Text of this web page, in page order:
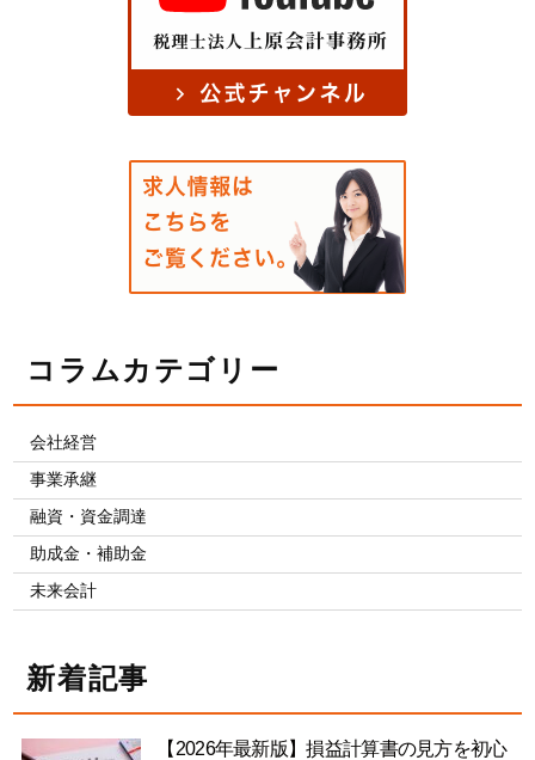
コラムカテゴリー
会社経営
事業承継
融資・資金調達
助成金・補助金
未来会計
新着記事
【2026年最新版】損益計算書の見方を初心